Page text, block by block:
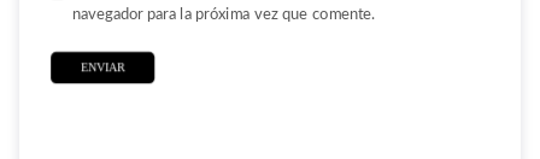
navegador para la próxima vez que comente.